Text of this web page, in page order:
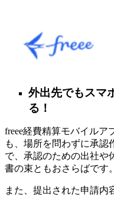
外出先でもスマ
る！
freee経費精算モバイル
も、場所を問わずに承認
で、承認のための出社や
書の束ともおさらばです。
また、提出された申請内